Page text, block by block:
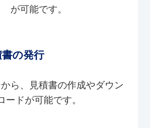
が可能です。
書の発行
ら、見積書の作成やダウン
ードが可能です。